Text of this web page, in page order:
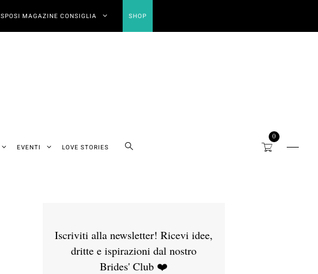
SPOSI MAGAZINE CONSIGLIA SHOP
EVENTI LOVE STORIES
0
Iscriviti alla newsletter! Ricevi idee,
dritte e ispirazioni dal nostro
Brides' Club ❤️